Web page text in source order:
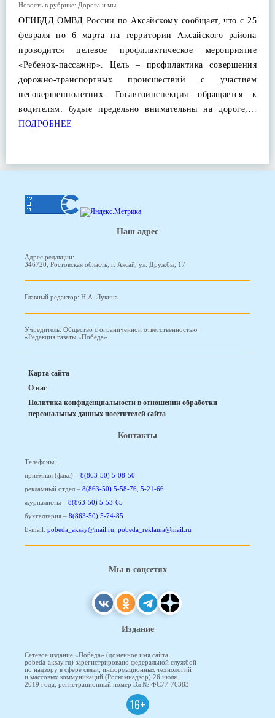
Новость в рубрике: Дорога и мы
ОГИБДД ОМВД России по Аксайскому сообщает, что с 25
февраля по 6 марта на территории Аксайского района
проводится целевое профилактическое мероприятие
«Ребенок-пассажир». Цель – профилактика совершения
дорожно-транспортных происшествий с участием
несовершеннолетних. Госавтоинспекция обращается к
водителям: будьте предельно внимательны на дороге,…
ПОДРОБНЕЕ
Наш адрес
Адрес редакции:
346720, Ростовская область, г. Аксай, ул. Дружбы, 17
Главный редактор: Н.А. Лукина
Учредитель: Общество с ограниченной ответственностью
«Редакция газеты «Победа»
Карта сайта
О нас
Политика конфиденциальности в отношении обработки
персональных данных посетителей сайта
Контакты
Телефоны:
приемная (факс) – 8(863-50) 5-08-50
рекламный отдел – 8(863-50) 5-58-76 5-21-66
журналисты – 8(863-50) 5-53-65
бухгалтерия – 8(863-50) 5-74-85
E-mail: pobeda_aksay@mail.ru pobeda_reklama@mail.ru
Мы в соцсетях
Издание
Сетевое издание «Победа» (доменное имя сайта
pobeda-aksay.ru) зарегистрировано федеральной службой
по надзору в сфере связи, информационных технологий
и массовых коммуникаций (Роскомнадзор) 26 июля
2019 года, регистрационный номер Эл № ФС77-76383
16+